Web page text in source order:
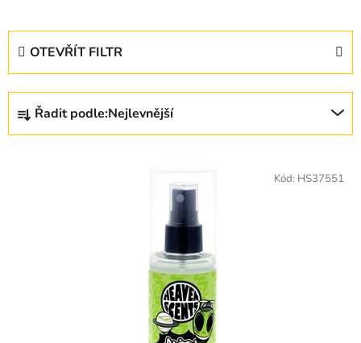
OTEVŘÍT FILTR
Ř
z
Řadit podle:Nejlevnější
Kód: HS37551